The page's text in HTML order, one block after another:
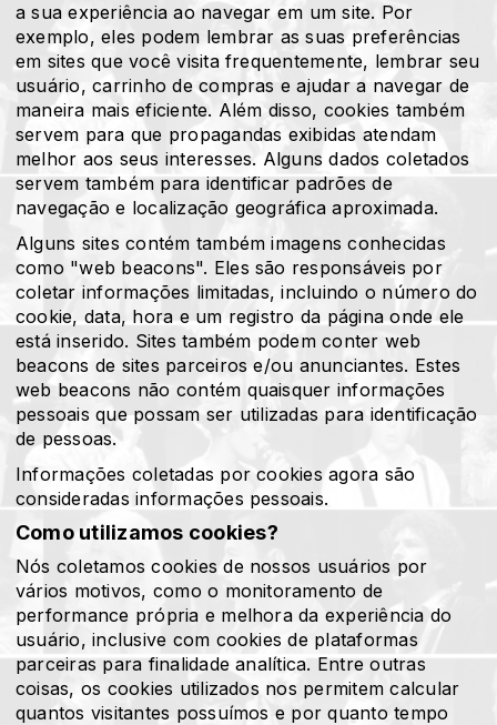
a sua experiência ao navegar em um site. Por
exemplo, eles podem lembrar as suas preferências
em sites que você visita frequentemente, lembrar seu
usuário, carrinho de compras e ajudar a navegar de
maneira mais eficiente. Além disso, cookies também
servem para que propagandas exibidas atendam
melhor aos seus interesses. Alguns dados coletados
servem também para identificar padrões de
navegação e localização geográfica aproximada.
Alguns sites contém também imagens conhecidas
como "web beacons". Eles são responsáveis por
coletar informações limitadas, incluindo o número do
cookie, data, hora e um registro da página onde ele
está inserido. Sites também podem conter web
beacons de sites parceiros e/ou anunciantes. Estes
web beacons não contém quaisquer informações
pessoais que possam ser utilizadas para identificação
de pessoas.
Informações coletadas por cookies agora são
consideradas informações pessoais.
Como utilizamos cookies?
Nós coletamos cookies de nossos usuários por
vários motivos, como o monitoramento de
performance própria e melhora da experiência do
usuário, inclusive com cookies de plataformas
parceiras para finalidade analítica. Entre outras
coisas, os cookies utilizados nos permitem calcular
quantos visitantes possuímos e por quanto tempo